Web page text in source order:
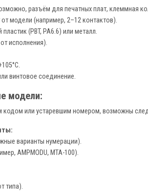
разъём для печатных плат, клеммная
от модели (например, 2–12 контактов).
(PBT, PA6.6) или металл.
исполнения).
винтовое соединение.
модели:
кодом или устаревшим номером, возможны
варианты нумерации).
AMPMODU, MTA-100).
типа).